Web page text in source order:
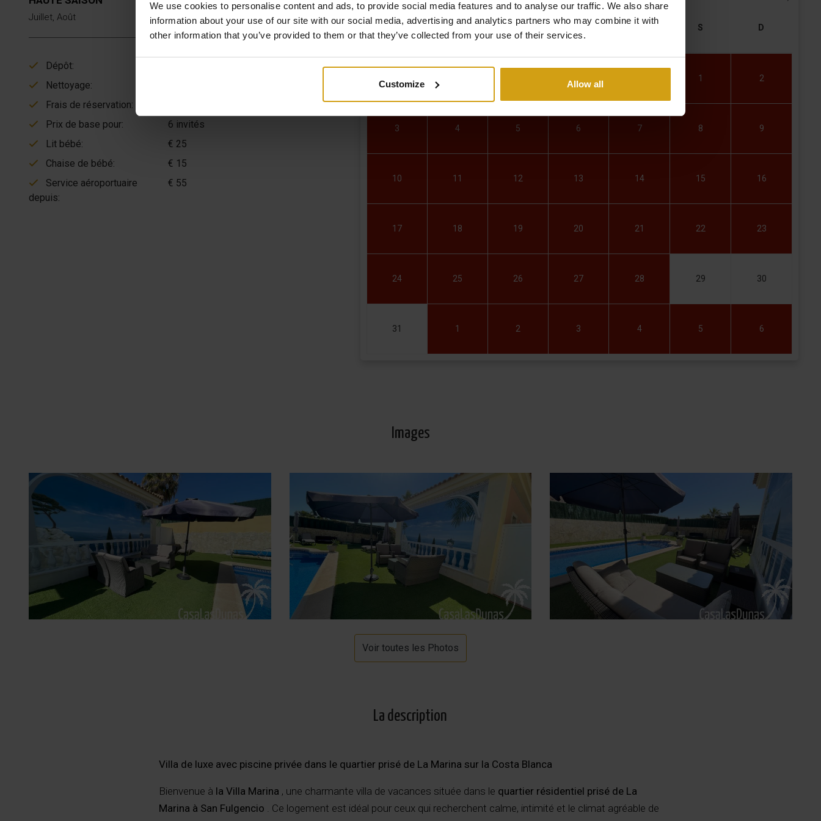
We use cookies to personalise content and ads, to provide social media features and to analyse our traffic. We also share
information about your use of our site with our social media, advertising and analytics partners who may combine it with
other information that you’ve provided to them or that they’ve collected from your use of their services.
Customize Allow all
Juillet, Août par semaine
Dépôt:
Nettoyage:
Frais de réservation:
Prix de base pour:
6 invités
Lit bébé:
€ 25
Chaise de bébé:
€ 15
Service aéroportuaire
depuis:
€ 55
M S D
1 2
3 4 5 6 7 8 9
10 11 12 13 14 15 16
17 18 19 20 21 22 23
24 25 26 27 28 29 30
31 1 2 3 4 5 6
Images
Voir toutes les Photos
La description
Villa de luxe avec piscine privée dans le quartier prisé de La Marina sur la Costa Blanca
Bienvenue à la Villa Marina , une charmante villa de vacances située dans le quartier résidentiel prisé de La
Marina à San Fulgencio . Ce logement est idéal pour ceux qui recherchent calme, intimité et le climat agréable de